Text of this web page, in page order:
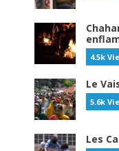
4.5k
Le
5.6k
Les